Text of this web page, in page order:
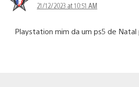
21/12/2023 at 10:51 AM
Playstation mim da um ps5 de